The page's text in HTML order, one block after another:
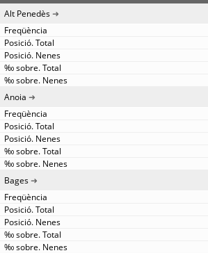
Alt Penedès
Anoia
Bages